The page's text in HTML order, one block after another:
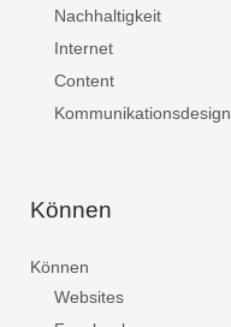
Nachhaltigkeit
Internet
Content
Kommunikationsdesign
Können
Können
Websites